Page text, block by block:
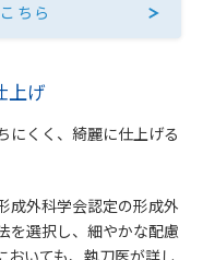
ちら
上げ
にくく、綺麗に仕上げる
成外科学会認定の形成外
を選択し、細やかな配慮
おいても、執刀医が詳し